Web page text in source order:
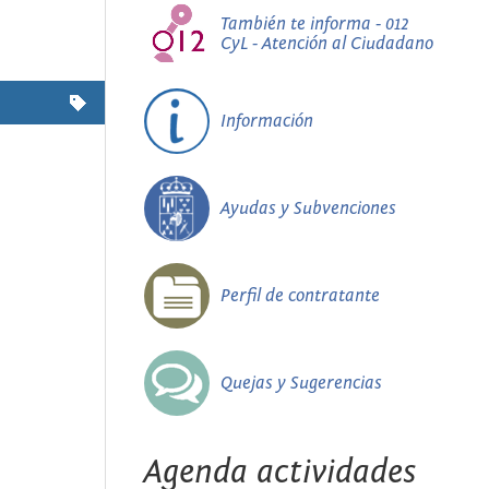
También te informa - 012
CyL - Atención al Ciudadano
Información
Ayudas y Subvenciones
Perfil de contratante
Quejas y Sugerencias
Agenda actividades